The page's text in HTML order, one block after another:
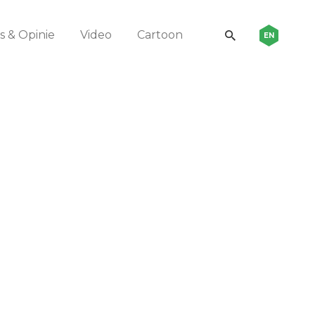
& Opinie Video Cartoon EN